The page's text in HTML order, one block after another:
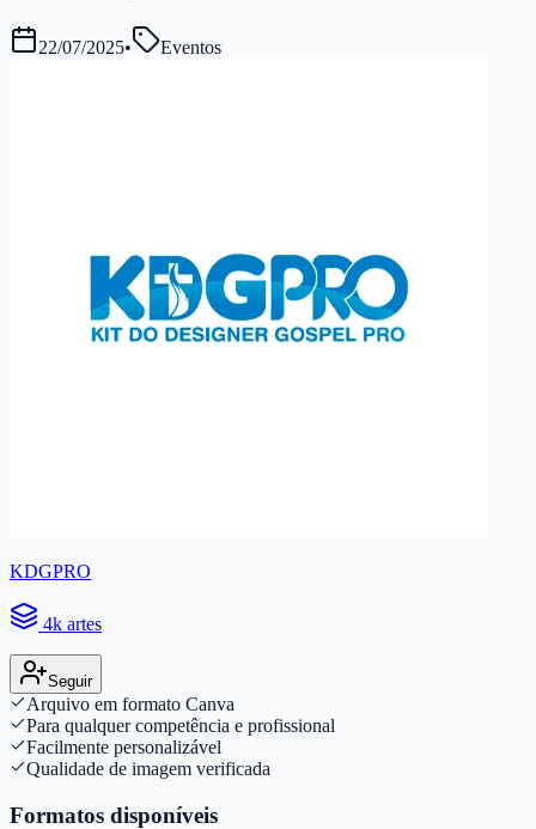
22/07/2025• Eventos
KDGPRO
4k artes
Seguir
Arquivo em formato Canva
Para qualquer competência e profissional
Facilmente personalizável
Qualidade de imagem verificada
Formatos disponíveis